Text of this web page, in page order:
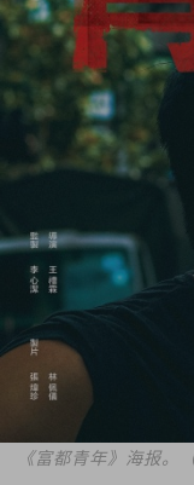
《富都青年》海报。